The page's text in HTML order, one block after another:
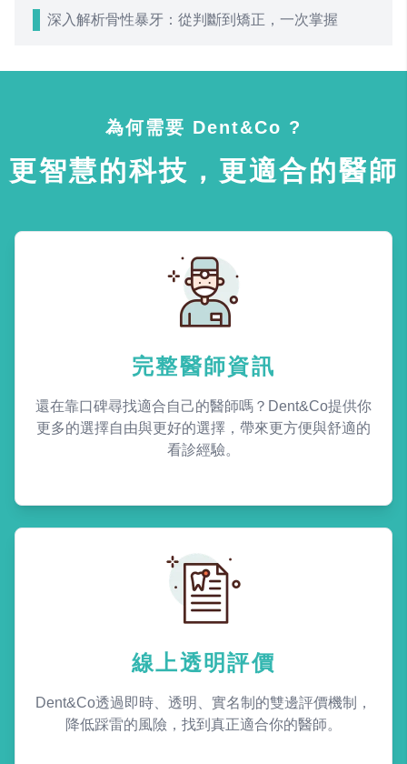
深入解析骨性暴牙：從判斷到矯正，一次掌握
為何需要 Dent&Co ?
更智慧的科技，更適合的醫師
完整醫師資訊
還在靠口碑尋找適合自己的醫師嗎？Dent&Co提供你
更多的選擇自由與更好的選擇，帶來更方便與舒適的
看診經驗。
線上透明評價
Dent&Co透過即時、透明、實名制的雙邊評價機制，
降低踩雷的風險，找到真正適合你的醫師。